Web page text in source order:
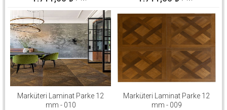
Marküteri Laminat Parke 12
mm - 010
Marküteri Laminat Parke 12
mm - 009